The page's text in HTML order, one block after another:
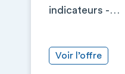
indicateurs -…
Voir l’offre